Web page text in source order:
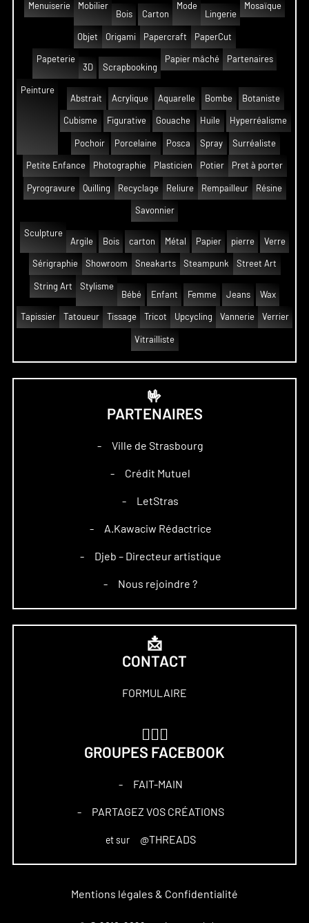
Menuiserie
Mobilier
Bois
Carton
Mode
Lingerie
Mosaïque
Objet Origami Papercraft PaperCut
Papeterie
3D
Scrapbooking
Papier mâché Partenaires
Peinture
Abstrait
Acrylique Aquarelle Bombe Botaniste
Cubisme Figurative Gouache Huile Hyperréalisme
Pochoir Porcelaine Posca Spray Surréaliste
Petite Enfance Photographie Plasticien Potier Pret à porter
Pyrogravure Quilling Recyclage Reliure Rempailleur Résine
Savonnier
Sculpture
Argile
Bois carton Métal Papier pierre Verre
Sérigraphie Showroom Sneakarts Steampunk Street Art
String Art
Stylisme
Bébé
Enfant Femme Jeans Wax
Tapissier Tatoueur Tissage Tricot Upcycling Vannerie Verrier
Vitrailliste
🤟
PARTENAIRES
– Ville de Strasbourg
– Crédit Mutuel
– LetStras
– A.Kawaciw Rédactrice
– Djeb – Directeur artistique
– Nous rejoindre ?
📩
CONTACT
FORMULAIRE
GROUPES FACEBOOK
– FAIT-MAIN
– PARTAGEZ VOS CRÉATIONS
et sur @THREADS
Mentions légales & Confidentialité